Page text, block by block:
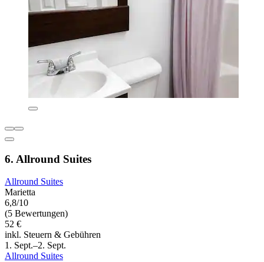
6. Allround Suites
Allround Suites
Marietta
6,8/10
(5 Bewertungen)
52 €
inkl. Steuern & Gebühren
1. Sept.–2. Sept.
Allround Suites